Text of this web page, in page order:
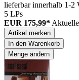
lieferbar innerhalb 1-2
5 LPs
EUR 175,99*
Artikel merken
In den Warenkorb
Menge ändern